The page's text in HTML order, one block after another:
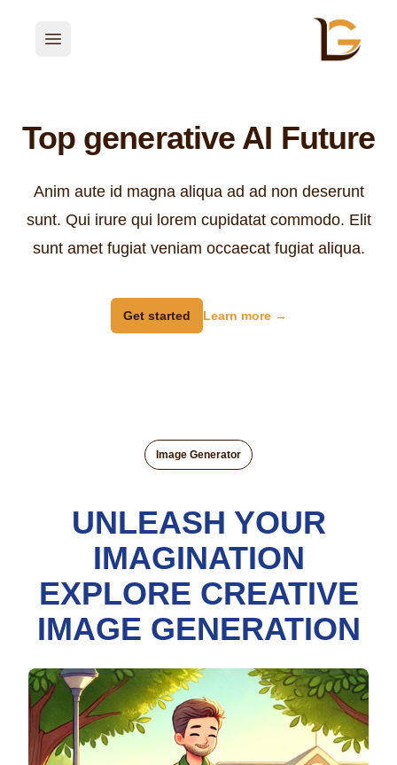
Open main menu
Top generative AI Future
Anim aute id magna aliqua ad ad non deserunt
sunt. Qui irure qui lorem cupidatat commodo. Elit
sunt amet fugiat veniam occaecat fugiat aliqua.
Get started Learn more →
Image Generator
UNLEASH YOUR
IMAGINATION
EXPLORE CREATIVE
IMAGE GENERATION